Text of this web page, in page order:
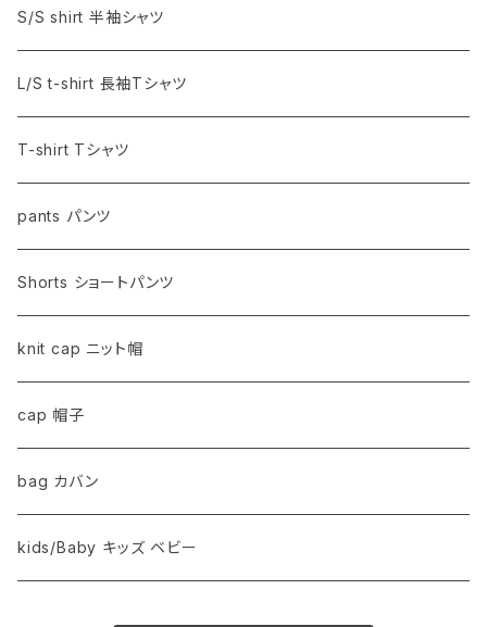
S/S shirt 半袖シャツ
L/S t-shirt 長袖Tシャツ
T-shirt Tシャツ
pants パンツ
Shorts ショートパンツ
knit cap ニット帽
cap 帽子
bag カバン
kids/Baby キッズ ベビー